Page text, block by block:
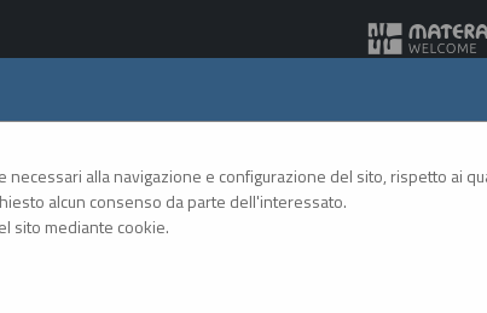
A A GRAFICATESTO
alla navigazione e configurazione del sito, rispetto ai
alcun consenso da parte dell'interessato.
sito mediante cookie.